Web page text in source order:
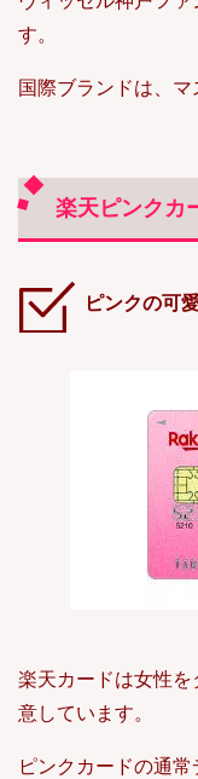
す。
国際ブランドは、マ
楽天ピンクカ
ピンクの可
楽天カードは女性を
意しています。
ピンクカードの通常